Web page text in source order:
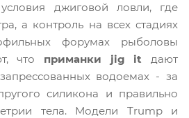
джиговой ловли, где
а контроль на всех стадиях
форумах рыболовы
что приманки jig it дают
водоемах - за
силикона и правильно
тела. Модели Trump и